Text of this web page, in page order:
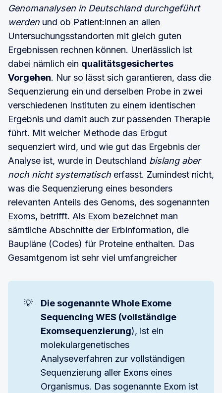
Genomanalysen in Deutschland durchgeführt
werden und ob Patient:innen an allen
Untersuchungsstandorten mit gleich guten
Ergebnissen rechnen können. Unerlässlich ist
dabei nämlich ein qualitätsgesichertes
Vorgehen. Nur so lässt sich garantieren, dass die
Sequenzierung ein und derselben Probe in zwei
verschiedenen Instituten zu einem identischen
Ergebnis und damit auch zur passenden Therapie
führt. Mit welcher Methode das Erbgut
sequenziert wird, und wie gut das Ergebnis der
Analyse ist, wurde in Deutschland bislang aber
noch nicht systematisch erfasst. Zumindest nicht,
was die Sequenzierung eines besonders
relevanten Anteils des Genoms, des sogenannten
Exoms, betrifft. Als Exom bezeichnet man
sämtliche Abschnitte der Erbinformation, die
Baupläne (Codes) für Proteine enthalten. Das
Gesamtgenom ist sehr viel umfangreicher
💡
Die sogenannte Whole Exome
Sequencing WES (vollständige
Exomsequenzierung), ist ein
molekulargenetisches
Analyseverfahren zur vollständigen
Sequenzierung aller Exons eines
Organismus. Das sogenannte Exom ist